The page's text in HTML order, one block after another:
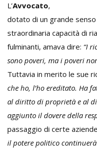
L’Avvocato,
dotato di un grande senso
straordinaria capacità di
fulminanti, amava dire: “I
sono poveri, ma i poveri
Tuttavia in merito le sue
che ho, l’ho ereditato. Ha
al diritto di proprietà e al
aggiunto il dovere della
passaggio di certe
il potere politico